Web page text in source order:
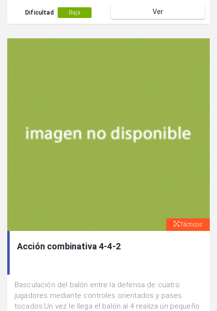
Dificultad Baja Ver
Tácticos
Acción combinativa 4-4-2
Basculación del balón entre la defensa de cuatro
jugadores mediante controles orientados y pases
tocados.Un vez le llega el balón al 4 realiza un pequeño